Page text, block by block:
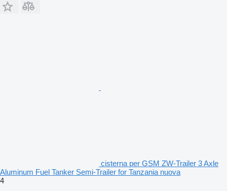
cisterna per GSM ZW-Trailer 3 Axle
Aluminum Fuel Tanker Semi-Trailer for Tanzania nuova
4